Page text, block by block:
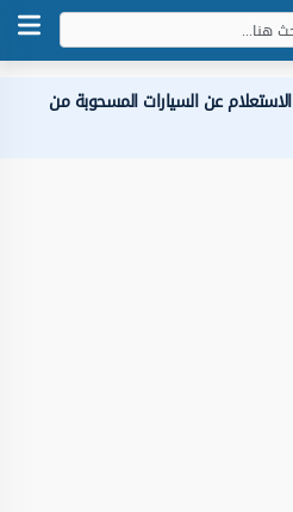
الاستعلام عن السيارات المسحوبة من